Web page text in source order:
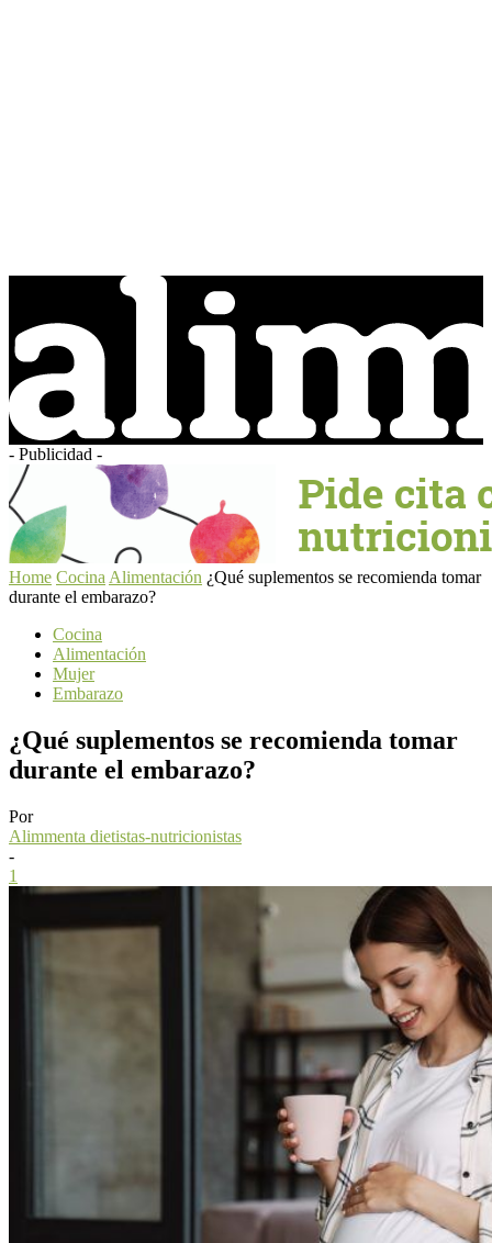
- Publicidad -
Home Cocina Alimentación ¿Qué suplementos se recomienda tomar
durante el embarazo?
Cocina
Alimentación
Mujer
Embarazo
¿Qué suplementos se recomienda tomar
durante el embarazo?
Por
Alimmenta dietistas-nutricionistas
-
1